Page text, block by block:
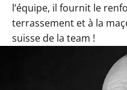
l’équipe, il fournit le
terrassement et à la
suisse de la team !